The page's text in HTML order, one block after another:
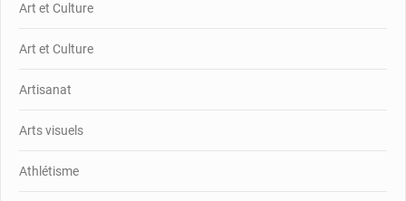
Art et Culture
Art et Culture
Artisanat
Arts visuels
Athlétisme